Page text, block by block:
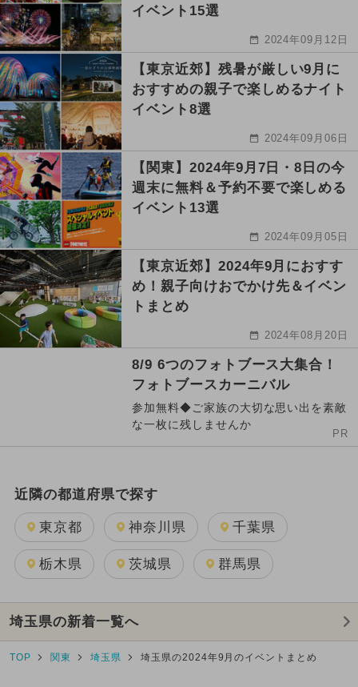
イベント15選
2024年09月12日
【東京近郊】残暑が厳しい9月に
おすすめの親子で楽しめるナイト
イベント8選
2024年09月06日
【関東】2024年9月7日・8日の今
週末に無料＆予約不要で楽しめる
イベント13選
2024年09月05日
【東京近郊】2024年9月におすす
め！親子向けおでかけ先＆イベン
トまとめ
2024年08月20日
8/9 6つのフォトブース大集合！
フォトブースカーニバル
参加無料◆ご家族の大切な思い出を素敵
な一枚に残しませんか
PR
近隣の都道府県で探す
東京都 神奈川県 千葉県
栃木県 茨城県 群馬県
埼玉県の新着一覧へ
TOP 関東 埼玉県 埼玉県の2024年9月のイベントまとめ